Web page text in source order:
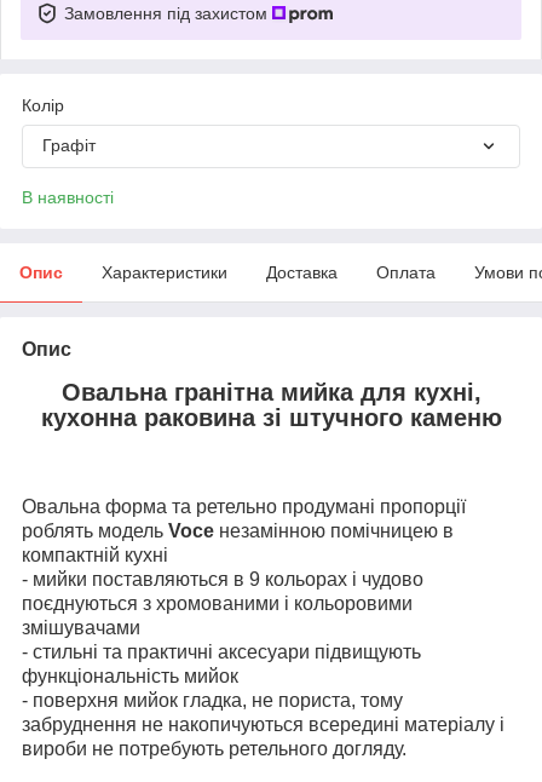
Замовлення під захистом
Колір
Графіт
В наявності
Опис Характеристики Доставка Оплата Умови
Опис
Овальна гранітна мийка для кухні,
кухонна раковина зі штучного каменю
Овальна форма та ретельно продумані пропорції
роблять модель Voce незамінною помічницею в
компактній кухні
- мийки поставляються в 9 кольорах і чудово
поєднуються з хромованими і кольоровими
змішувачами
- стильні та практичні аксесуари підвищують
функціональність мийок
- поверхня мийок гладка, не пориста, тому
забруднення не накопичуються всередині матеріалу і
вироби не потребують ретельного догляду.